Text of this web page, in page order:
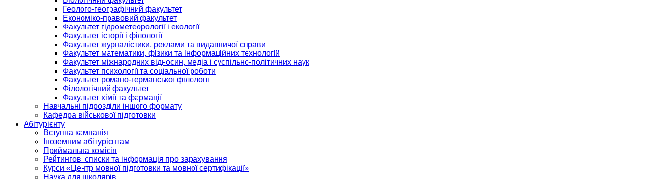
Геолого-географічний факультет
Економіко-правовий факультет
Факультет гідрометеорології і екології
Факультет історії і філології
Факультет журналістики, реклами та видавничої справи
Факультет математики, фізики та інформаційних технологій
Факультет міжнародних відносин, медіа і суспільно-політичних наук
Факультет психології та соціальної роботи
Факультет романо-германської філології
Філологічний факультет
Факультет хімії та фармації
Навчальні підрозділи іншого формату
Кафедра військової підготовки
Абітурієнту
Вступна кампанія
Іноземним абітурієнтам
Приймальна комісія
Рейтингові списки та інформація про зарахування
Курси «Центр мовної підготовки та мовної сертифікації»
Наука для школярів